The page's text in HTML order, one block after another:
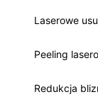
Laserowe
Peeling
Redukcja